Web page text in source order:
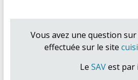
Vous avez une question
effectuée sur le site
Le SAVest par